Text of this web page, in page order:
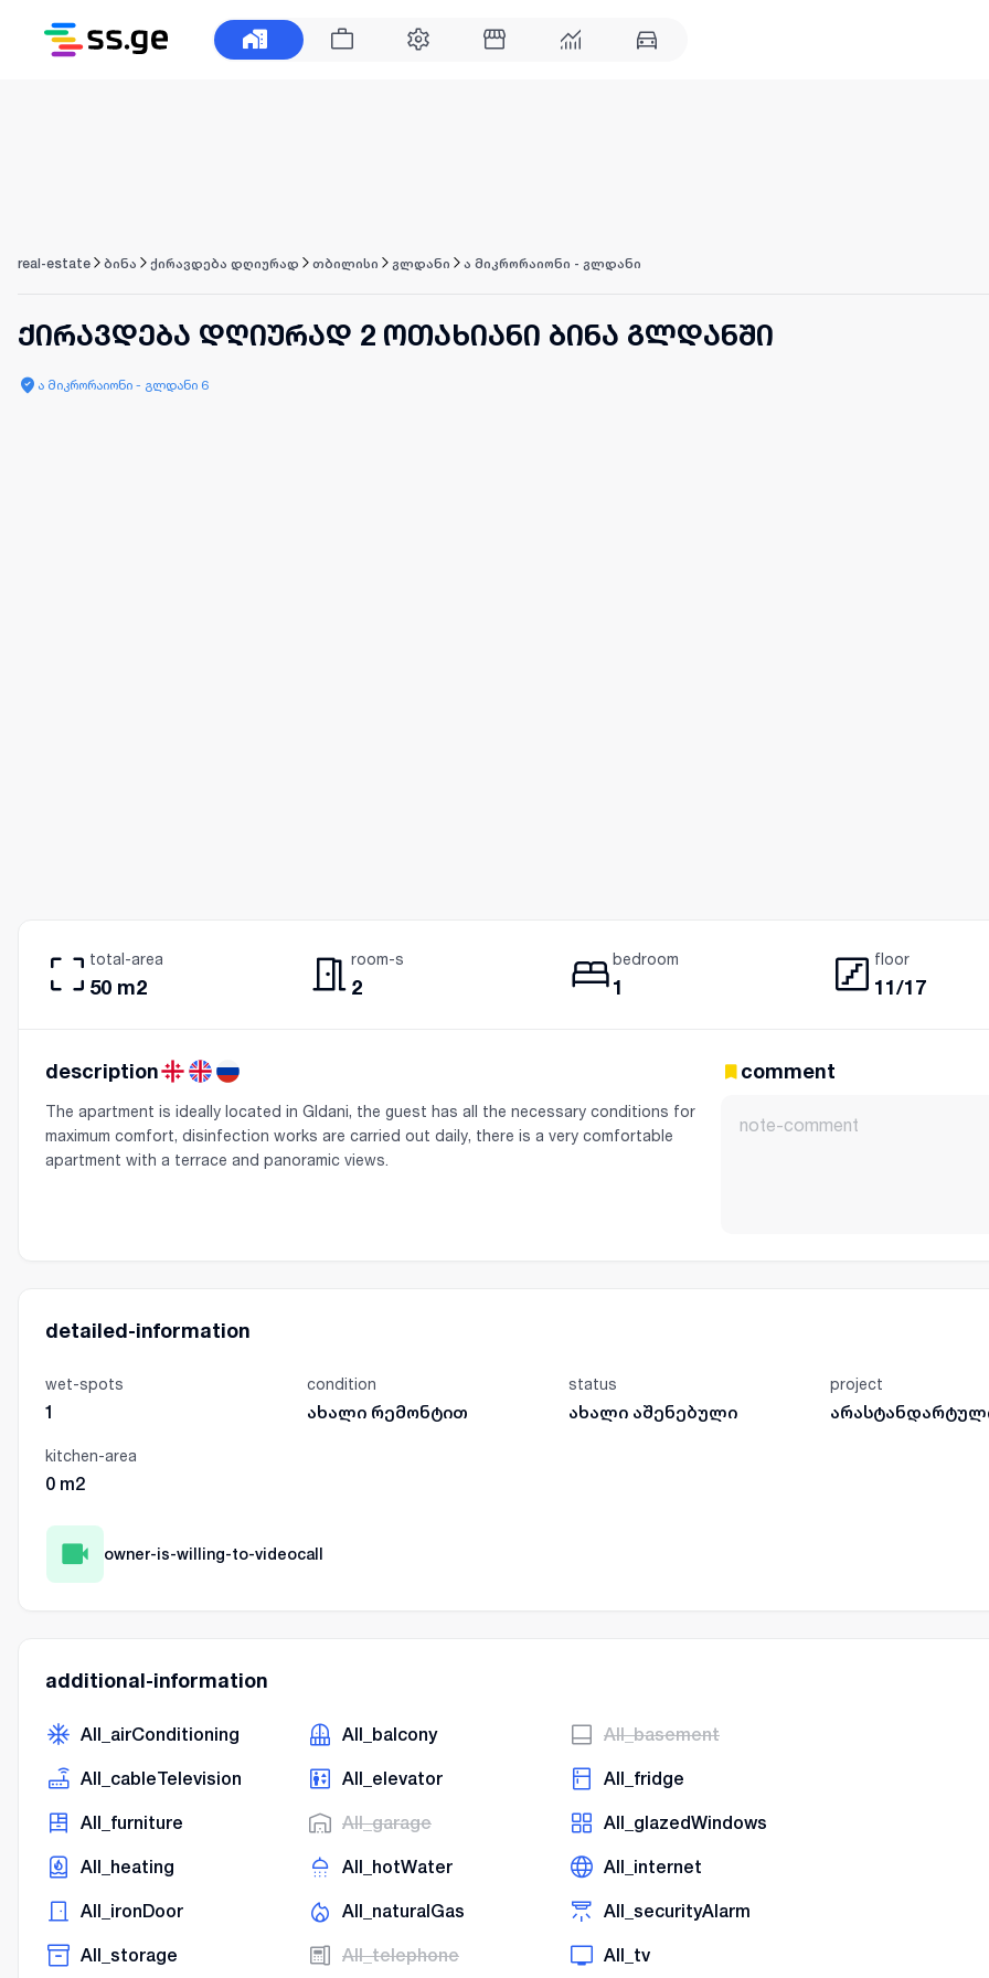
real-estate ბინა ქირავდება დღიურად თბილისი გლდანი ა მიკრორაიონი - გლდანი
ქირავდება დღიურად 2 ოთახიანი ბინა გლდანში
ა მიკრორაიონი - გლდანი 6
total-area
50 m2
room-s
2
bedroom
1
floor
11/17
description
The apartment is ideally located in Gldani, the guest has all the necessary conditions for
maximum comfort, disinfection works are carried out daily, there is a very comfortable
apartment with a terrace and panoramic views.
comment
detailed-information
wet-spots
1
condition
ახალი რემონტით
status
ახალი აშენებული
project
kitchen-area
0 m2
owner-is-willing-to-videocall
additional-information
AII_airConditioning AII_balcony AII_basement
AII_cableTelevision AII_elevator AII_fridge
AII_furniture AII_garage AII_glazedWindows
AII_heating AII_hotWater AII_internet
AII_ironDoor AII_naturalGas AII_securityAlarm
AII_storage AII_telephone AII_tv